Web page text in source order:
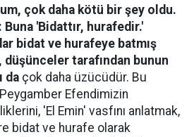
çok daha kötü bir şey oldu.
Buna 'Bidattır, hurafedir.'
bidat ve hurafeye batmış
düşünceler tarafından bunun
da çok daha üzücüdür. Bu
Efendimizin
'El Emin' vasfını anlatmak,
bidat ve hurafe olarak